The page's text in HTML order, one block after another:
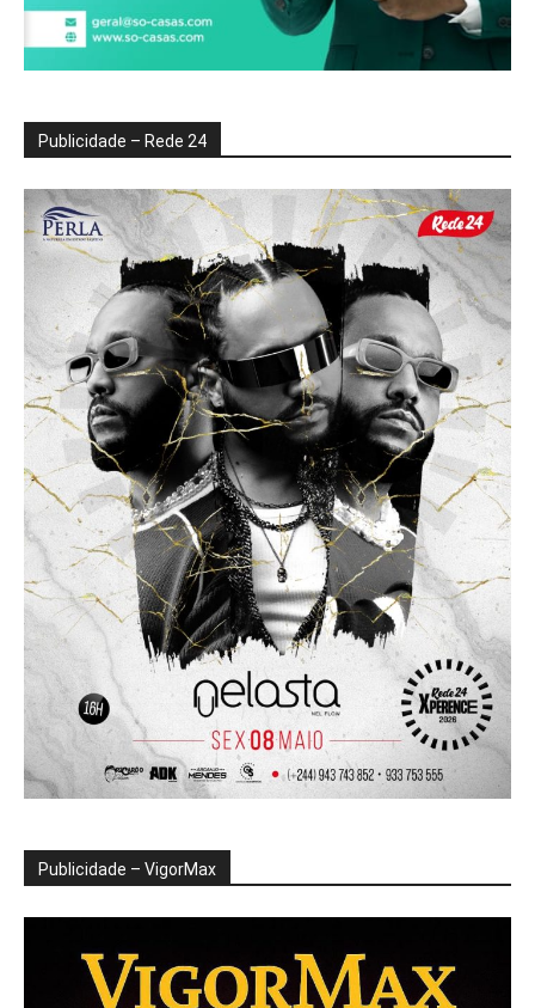
Publicidade – Rede 24
Publicidade – VigorMax